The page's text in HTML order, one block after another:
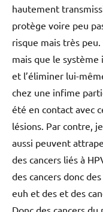
hautement
protège voire peu
risque mais très
mais que le système
et l’éliminer lui-
chez une infime
été en contact avec
lésions. Par contre,
aussi peuvent
des cancers liés à
des cancers donc
euh et des et des
Donc des cancers du